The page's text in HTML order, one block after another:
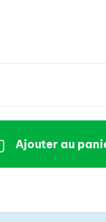
Ajouter au